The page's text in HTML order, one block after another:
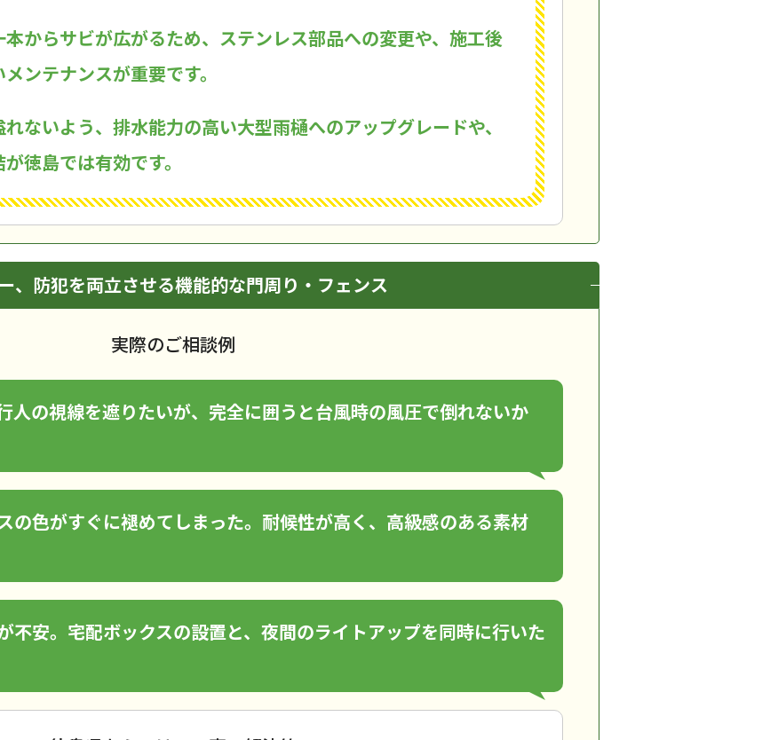
からサビが広がるため、ステンレス部品への変更や、施工後
ンテナンスが重要です。
ないよう、排水能力の高い大型雨樋へのアップグレードや、
徳島では有効です。
、防犯を両立させる機能的な門周り・フェンス
実際のご相談例
人の視線を遮りたいが、完全に囲うと台風時の風圧で倒れないか
の色がすぐに褪めてしまった。耐候性が高く、高級感のある素材
不安。宅配ボックスの設置と、夜間のライトアップを同時に行いた